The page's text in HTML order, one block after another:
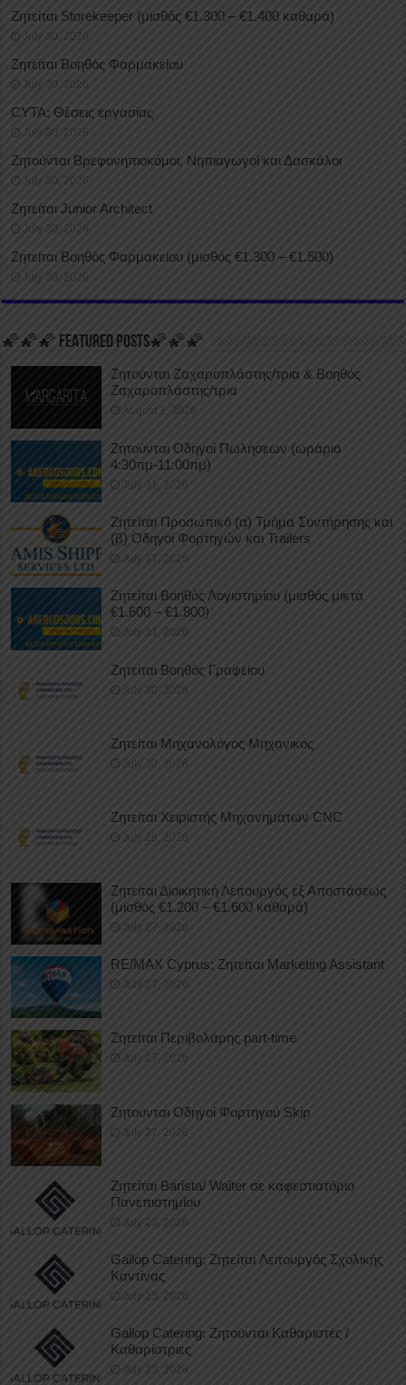
Ζητείται Storekeeper (μισθός €1.300 – €1.400 καθαρά)
July 30, 2026
Ζητείται Βοηθός Φαρμακείου
July 30, 2026
CYTA: Θέσεις εργασίας
July 30, 2026
Ζητούνται Βρεφονηπιοκόμοι, Νηπιαγωγοί και Δασκάλοι
July 30, 2026
Ζητείται Junior Architect
July 30, 2026
Ζητείται Βοηθός Φαρμακείου (μισθός €1.300 – €1.500)
July 30, 2026
🌠🌠🌠 FEATURED POSTS🌠🌠🌠
Ζητούνται Ζαχαροπλάστης/τρια & Βοηθός
Ζαχαροπλάστης/τρια
August 1, 2026
Ζητούνται Οδηγοί Πωλήσεων (ωράριο
4:30πμ-11:00πμ)
July 31, 2026
Ζητείται Προσωπικό (α) Τμήμα Συντήρησης και
(β) Οδηγοί Φορτηγών και Trailers
July 31, 2026
Ζητείται Βοηθός Λογιστηρίου (μισθός μικτά
€1.600 – €1.800)
July 31, 2026
Ζητείται Βοηθός Γραφείου
July 30, 2026
Ζητείται Μηχανολόγος Μηχανικός
July 30, 2026
Ζητείται Χειριστής Μηχανημάτων CNC
July 29, 2026
Ζητείται Διοικητική Λειτουργός εξ Αποστάσεως
(μισθός €1.200 – €1.600 καθαρά)
July 27, 2026
RE/MAX Cyprus: Ζητείται Marketing Assistant
July 27, 2026
Ζητείται Περιβολάρης part-time
July 27, 2026
Ζητούνται Οδηγοί Φορτηγού Skip
July 27, 2026
Ζητείται Barista/ Waiter σε καφεστιατόριο
Πανεπιστημίου
July 23, 2026
Gallop Catering: Ζητείται Λειτουργός Σχολικής
Καντίνας
July 23, 2026
Gallop Catering: Ζητούνται Καθαριστές /
Καθαρίστριες
July 23, 2026